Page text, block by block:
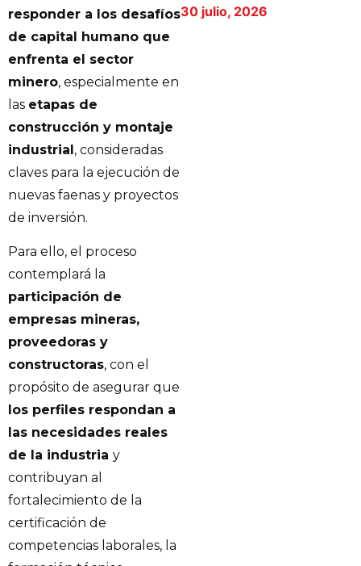
responder a los desafíos
de capital humano que
enfrenta el sector
minero, especialmente en
las etapas de
construcción y montaje
industrial, consideradas
claves para la ejecución de
nuevas faenas y proyectos
de inversión.
Para ello, el proceso
contemplará la
participación de
empresas mineras,
proveedoras y
constructoras, con el
propósito de asegurar que
los perfiles respondan a
las necesidades reales
de la industria y
contribuyan al
fortalecimiento de la
certificación de
competencias laborales, la
30 julio, 2026